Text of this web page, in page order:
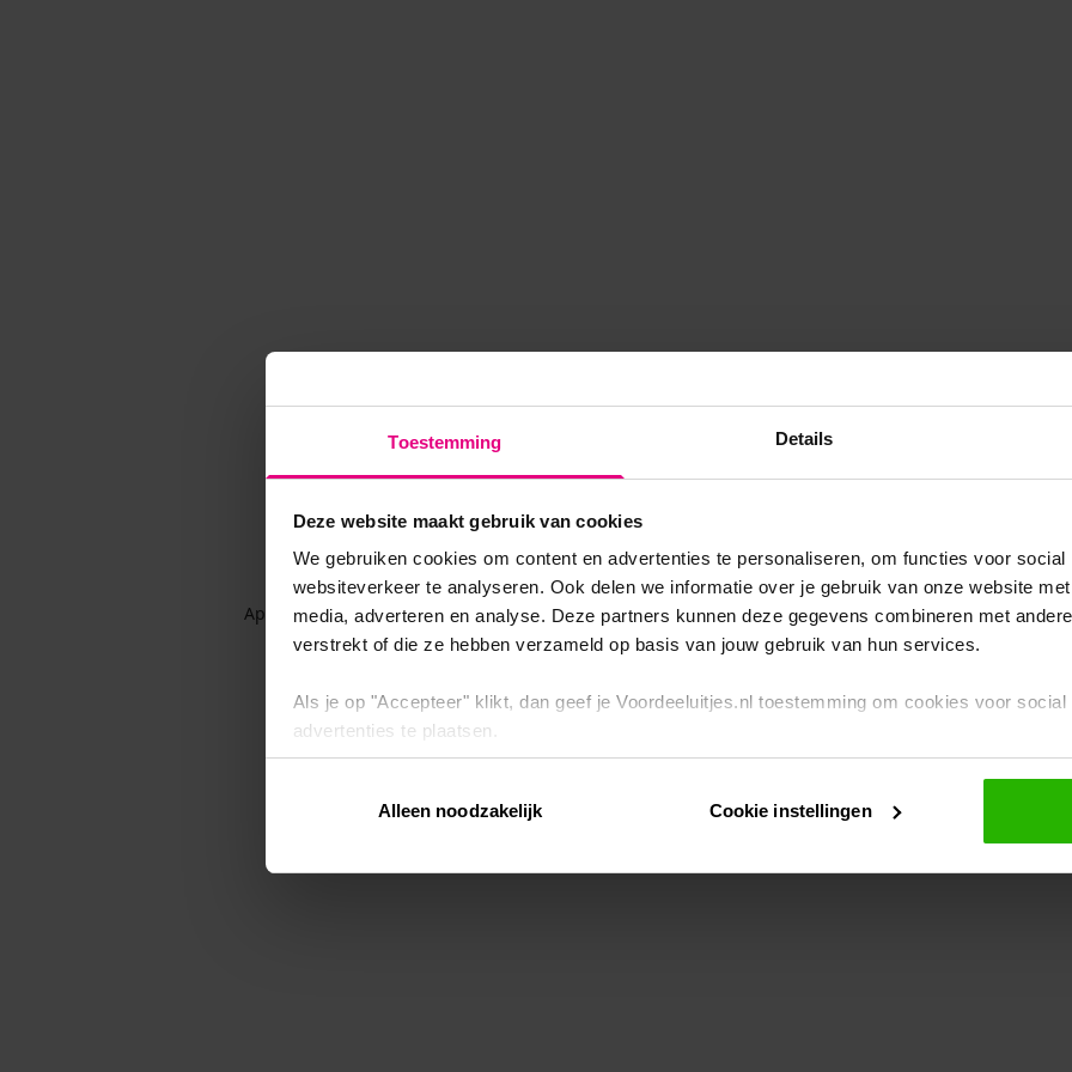
Toestemming Details
Deze website maakt gebruik van cookies
We gebruiken cookies om content en advertenties te personaliseren, om functies voor
websiteverkeer te analyseren. Ook delen we informatie over je gebruik van onze website
media, adverteren en analyse. Deze partners kunnen deze gegevens combineren met
verstrekt of die ze hebben verzameld op basis van jouw gebruik van hun services.
Als je op "Accepteer" klikt, dan geef je Voordeeluitjes.nl toestemming om cookies voor
advertenties te plaatsen.
Via "Cookie instellingen" kun je ook zelf instellen welke cookies worden geplaatst. Je kunt je
intrekken op onscookiebeleid.
Alleen noodzakelijk Cookie instellingen
Application error: a client-side exception has occurred while loadingwww.voordeeluitjes.nl (see the